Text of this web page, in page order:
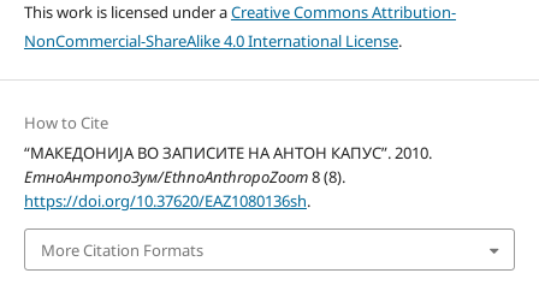
This work is licensed under aCreative Commons Attribution-
NonCommercial-ShareAlike 4.0 International License.
How to Cite
“МАКЕДОНИЈА ВО ЗАПИСИТЕ НА АНТОН КАПУС”. 2010.
ЕтноАнтропоЗум/EthnoAnthropoZoom8 (8).
https://doi.org/10.37620/EAZ1080136sh.
More Citation Formats